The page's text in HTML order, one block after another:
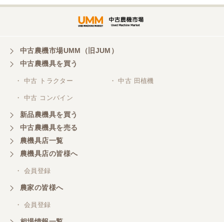
東京都／がーさん
その日に評価しましたが届いてませんか？ 届いてな
ければ再度送信しますが。 大橋粉砕機です。
東京都／がーさん
なんだかんだ積み込みまでして頂き助かりました！
東京都／おちゃ
中古農機市場UMM（旧JUM）
中古農機具を買う
・ 中古 トラクター ・ 中古 田植機
・ 中古 コンバイン
新品農機具を買う
中古農機具を売る
農機具店一覧
農機具店の皆様へ
・ 会員登録
農家の皆様へ
・ 会員登録